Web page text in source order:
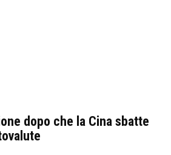
dopo che la Cina sbatte